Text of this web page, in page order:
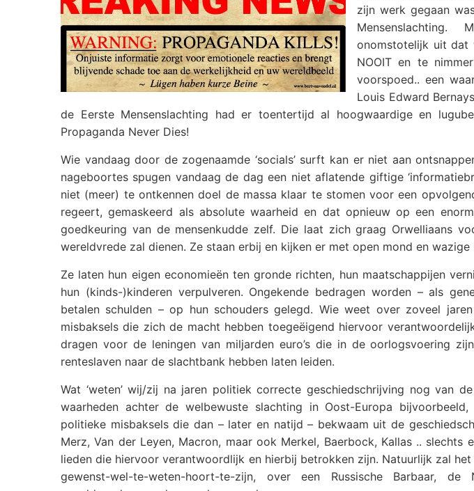
zijn werk gegaan
onomstotelijk uit dat
NOOIT en te
voorspoed.. een
Louis Edward
de Eerste Mensenslachting had er toentertijd al hoogwaardige en
Propaganda Never Dies!
Wie vandaag door de zogenaamde ‘socials’ surft kan er niet aan
nageboortes spugen vandaag de dag een niet aflatende giftige
niet (meer) te ontkennen doel de massa klaar te stomen voor een
regeert, gemaskeerd als absolute waarheid en dat opnieuw op een
goedkeuring van de mensenkudde zelf. Die laat zich graag Orwelliaans
wereldvrede zal dienen. Ze staan erbij en kijken er met open mond en wazige
Ze laten hun eigen economieën ten gronde richten, hun maatschappijen
hun (kinds-)kinderen verpulveren. Ongekende bedragen worden – als
betalen schulden – op hun schouders gelegd. Wie weet over zoveel
misbaksels die zich de macht hebben toegeëigend hiervoor
dragen voor de leningen van miljarden euro’s die in de oorlogsvoering
renteslaven naar de slachtbank hebben laten leiden.
Wat ‘weten’ wij/zij na jaren politiek correcte geschiedschrijving nog van
waarheden achter de welbewuste slachting in Oost-Europa
politieke misbaksels die dan – later en natijd – bekwaam uit de
Merz, Van der Leyen, Macron, maar ook Merkel, Baerbock, Kallas .. slechts
lieden die hiervoor verantwoordlijk en hierbij betrokken zijn. Natuurlijk zal
gewenst-wel-te-weten-hoort-te-zijn, over een Russische Barbaar,